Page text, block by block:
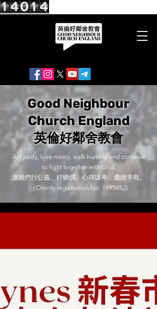
Good Neighbour
Church England
英倫好鄰舍教會
Act justly, love mercy, walk humbly and continue
to fight together with God.
讓我們行公義、好憐憫、心存謙卑，繼續爭戰。
（Charity registration No: 1195452)